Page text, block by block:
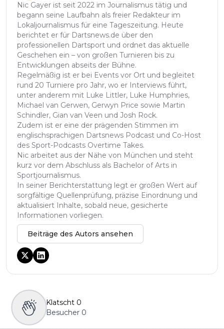
Nic Gayer ist seit 2022 im Journalismus tätig und
begann seine Laufbahn als freier Redakteur im
Lokaljournalismus für eine Tageszeitung. Heute
berichtet er für Dartsnews.de über den
professionellen Dartsport und ordnet das aktuelle
Geschehen ein – von großen Turnieren bis zu
Entwicklungen abseits der Bühne.
Regelmäßig ist er bei Events vor Ort und begleitet
rund 20 Turniere pro Jahr, wo er Interviews führt,
unter anderem mit Luke Littler, Luke Humphries,
Michael van Gerwen, Gerwyn Price sowie Martin
Schindler, Gian van Veen und Josh Rock.
Zudem ist er eine der prägenden Stimmen im
englischsprachigen Dartsnews Podcast und Co-Host
des Sport-Podcasts Overtime Takes.
Nic arbeitet aus der Nähe von München und steht
kurz vor dem Abschluss als Bachelor of Arts in
Sportjournalismus.
In seiner Berichterstattung legt er großen Wert auf
sorgfältige Quellenprüfung, präzise Einordnung und
aktualisiert Inhalte, sobald neue, gesicherte
Informationen vorliegen.
Beiträge des Autors ansehen
Klatscht 0
Besucher 0